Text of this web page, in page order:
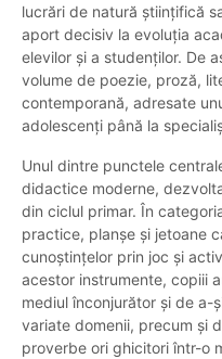
lucrări de natură științifică
aport decisiv la evoluția
elevilor și a studenților. De
volume de poezie, proză,
contemporană, adresate
adolescenți până la
Unul dintre punctele
didactice moderne,
din ciclul primar. În
practice, planșe și jetoane
cunoștințelor prin joc și
acestor instrumente, copiii
mediul înconjurător și de a-
variate domenii, precum și
proverbe ori ghicitori într-o